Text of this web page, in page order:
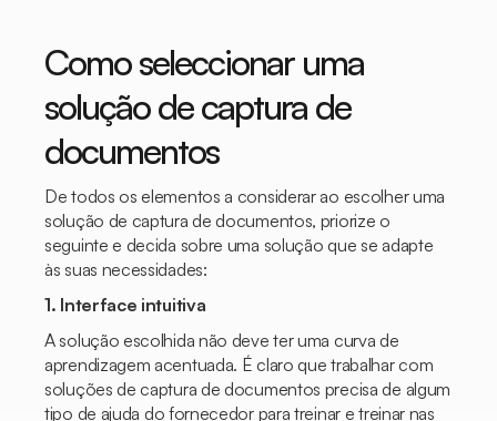
Como seleccionar uma
solução de captura de
documentos
De todos os elementos a considerar ao escolher uma
solução de captura de documentos, priorize o
seguinte e decida sobre uma solução que se adapte
às suas necessidades:
1. Interface intuitiva
A solução escolhida não deve ter uma curva de
aprendizagem acentuada. É claro que trabalhar com
soluções de captura de documentos precisa de algum
tipo de ajuda do fornecedor para treinar e treinar nas